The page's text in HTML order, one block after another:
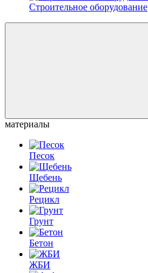
Строительное оборудование
материалы
Песок
Щебень
Рецикл
Грунт
Бетон
ЖБИ